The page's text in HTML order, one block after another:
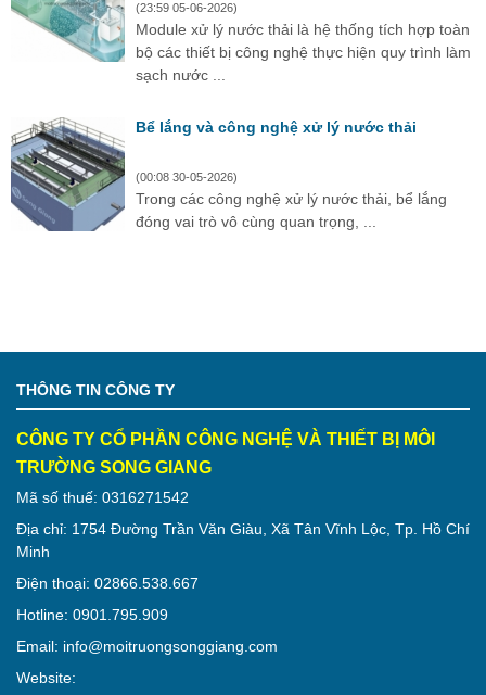
(23:59 05-06-2026)
Module xử lý nước thải là hệ thống tích hợp toàn
bộ các thiết bị công nghệ thực hiện quy trình làm
sạch nước ...
Bể lắng và công nghệ xử lý nước thải
(00:08 30-05-2026)
Trong các công nghệ xử lý nước thải, bể lắng
đóng vai trò vô cùng quan trọng, ...
THÔNG TIN CÔNG TY
CÔNG TY CỔ PHẦN CÔNG NGHỆ VÀ THIẾT BỊ MÔI
TRƯỜNG SONG GIANG
Mã số thuế: 0316271542
Địa chỉ: 1754 Đường Trần Văn Giàu, Xã Tân Vĩnh Lộc, Tp. Hồ Chí
Minh
Điện thoại: 02866.538.667
Hotline: 0901.795.909
Email: info@moitruongsonggiang.com
Website: